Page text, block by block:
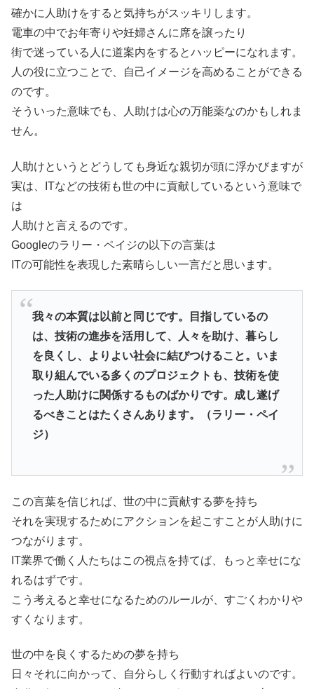
確かに人助けをすると気持ちがスッキリします。
電車の中でお年寄りや妊婦さんに席を譲ったり
街で迷っている人に道案内をするとハッピーになれます。
人の役に立つことで、自己イメージを高めることができる
のです。
そういった意味でも、人助けは心の万能薬なのかもしれま
せん。
人助けというとどうしても身近な親切が頭に浮かびますが
実は、ITなどの技術も世の中に貢献しているという意味で
は
人助けと言えるのです。
Googleのラリー・ペイジの以下の言葉は
ITの可能性を表現した素晴らしい一言だと思います。
我々の本質は以前と同じです。目指しているの
は、技術の進歩を活用して、人々を助け、暮らし
を良くし、よりよい社会に結びつけること。いま
取り組んでいる多くのプロジェクトも、技術を使
った人助けに関係するものばかりです。成し遂げ
るべきことはたくさんあります。（ラリー・ペイ
ジ）
この言葉を信じれば、世の中に貢献する夢を持ち
それを実現するためにアクションを起こすことが人助けに
つながります。
IT業界で働く人たちはこの視点を持てば、もっと幸せにな
れるはずです。
こう考えると幸せになるためのルールが、すごくわかりや
すくなります。
世の中を良くするための夢を持ち
日々それに向かって、自分らしく行動すればよいのです。